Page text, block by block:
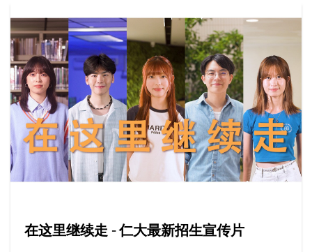
在这里继续走 - 仁大最新招生宣传片